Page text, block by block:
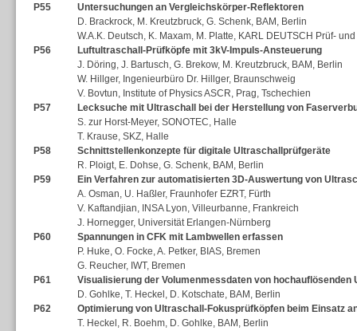
P55
Untersuchungen an Vergleichskörper-Reflektoren
D. Brackrock, M. Kreutzbruck, G. Schenk, BAM, Berlin
W.A.K. Deutsch, K. Maxam, M. Platte, KARL DEUTSCH Prüf-
P56
Luftultraschall-Prüfköpfe mit 3kV-Impuls-Ansteuerung
J. Döring, J. Bartusch, G. Brekow, M. Kreutzbruck, BAM, Berlin
W. Hillger, Ingenieurbüro Dr. Hillger, Braunschweig
V. Bovtun, Institute of Physics ASCR, Prag, Tschechien
P57
Lecksuche mit Ultraschall bei der Herstellung von
S. zur Horst-Meyer, SONOTEC, Halle
T. Krause, SKZ, Halle
P58
Schnittstellenkonzepte für digitale Ultraschallprüfgeräte
R. Ploigt, E. Dohse, G. Schenk, BAM, Berlin
P59
Ein Verfahren zur automatisierten 3D-Auswertung von
A. Osman, U. Haßler, Fraunhofer EZRT, Fürth
V. Kaftandjian, INSA Lyon, Villeurbanne, Frankreich
J. Hornegger, Universität Erlangen-Nürnberg
P60
Spannungen in CFK mit Lambwellen erfassen
P. Huke, O. Focke, A. Petker, BIAS, Bremen
G. Reucher, IWT, Bremen
P61
Visualisierung der Volumenmessdaten von
D. Gohlke, T. Heckel, D. Kotschate, BAM, Berlin
P62
Optimierung von Ultraschall-Fokusprüfköpfen beim Einsatz
T. Heckel, R. Boehm, D. Gohlke, BAM, Berlin